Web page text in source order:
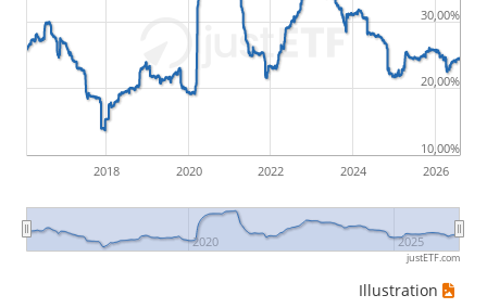
2018 2020 2022 2024 2026
2020 2025
10,00%
20,00%
30,00%
justETF.com
Illustration